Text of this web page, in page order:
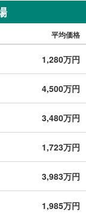
平均価格
1,280万円
4,500万円
3,480万円
1,723万円
3,983万円
1,985万円